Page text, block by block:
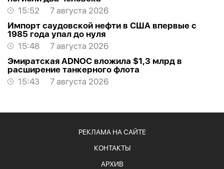
15:52
7 августа 2026
Импорт саудовской нефти в США впервые с
1985 года упал до нуля
15:48
7 августа 2026
Эмиратская ADNOC вложила $1,3 млрд в
расширение танкерного флота
15:43
7 августа 2026
РЕКЛАМА НА САЙТЕ
КОНТАКТЫ
АРХИВ